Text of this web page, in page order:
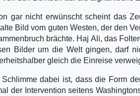
gar nicht erwünscht scheint das
Bild vom guten Westen, der den
brächte. Haj Ali, das
Bilder um die Welt gingen, darf
gleich die Einreise
Schlimme dabei ist, dass die Form
der Intervention seitens